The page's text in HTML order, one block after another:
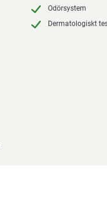
Odörsystem
Dermatologiskt